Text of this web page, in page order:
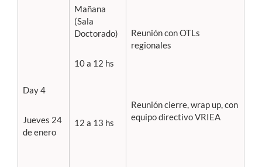
Day 4
Jueves 24
de enero
Mañana
(Sala
Doctorado)
10 a 12 hs
12 a 13 hs
Reunión con OTLs
regionales
Reunión cierre, wrap up, con
equipo directivo VRIEA